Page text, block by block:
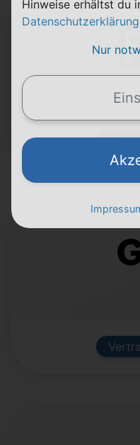
Hinweise erhältst du
Datenschutzerklärung
Nur